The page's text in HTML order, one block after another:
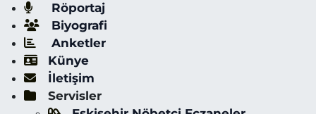
Röportaj
Biyografi
Anketler
Künye
İletişim
Servisler